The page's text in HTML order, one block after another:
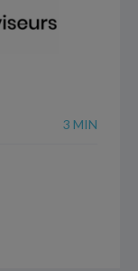
3 MIN